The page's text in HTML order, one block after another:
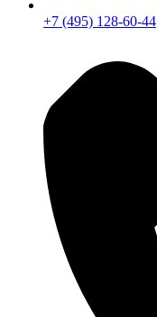
+7 (495) 128-60-44